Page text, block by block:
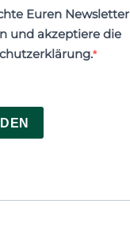
Euren Newsletter
und akzeptiere die